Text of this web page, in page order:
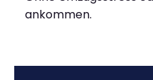
ankommen.